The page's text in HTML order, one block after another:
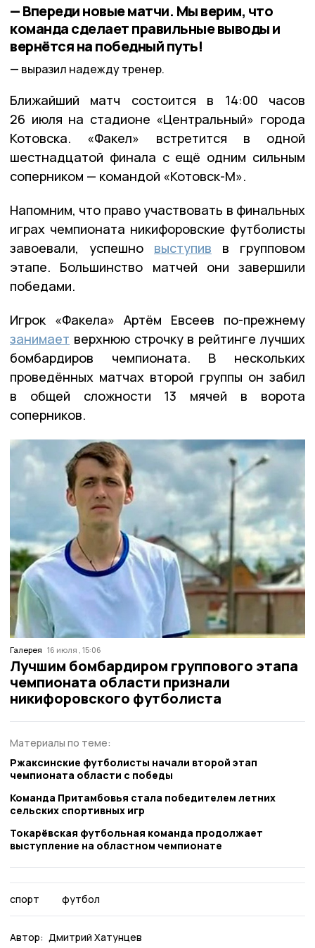
— Впереди новые матчи. Мы верим, что
команда сделает правильные выводы и
вернётся на победный путь!
выразил надежду тренер.
Ближайший матч состоится в 14:00 часов
26 июля на стадионе «Центральный» города
Котовска. «Факел» встретится в одной
шестнадцатой финала с ещё одним сильным
соперником — командой «Котовск-М».
Напомним, что право участвовать в финальных
играх чемпионата никифоровские футболисты
завоевали, успешно выступив в групповом
этапе. Большинство матчей они завершили
победами.
Игрок «Факела» Артём Евсеев по-прежнему
занимает верхнюю строчку в рейтинге лучших
бомбардиров чемпионата. В нескольких
проведённых матчах второй группы он забил
в общей сложности 13 мячей в ворота
соперников.
Галерея 16 июля , 15:06
Лучшим бомбардиром группового этапа
чемпионата области признали
никифоровского футболиста
Материалы по теме:
Ржаксинские футболисты начали второй этап
чемпионата области с победы
Команда Притамбовья стала победителем летних
сельских спортивных игр
Токарёвская футбольная команда продолжает
выступление на областном чемпионате
спорт футбол
Автор: Дмитрий Хатунцев